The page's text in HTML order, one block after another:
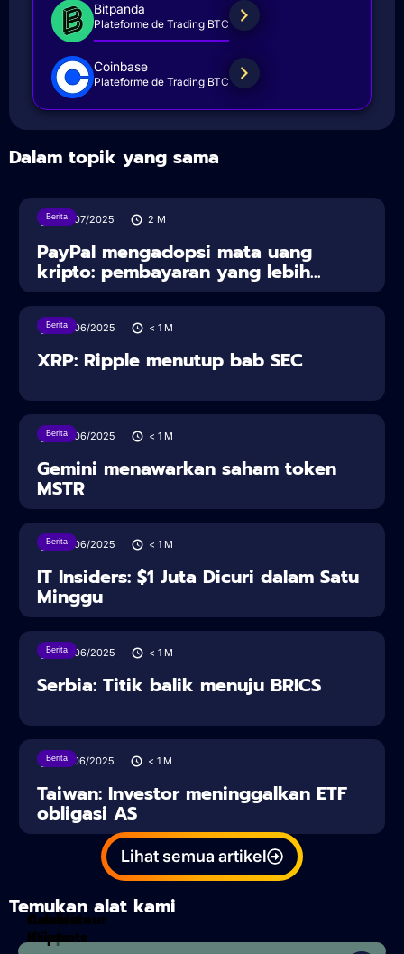
Bitpanda
Plateforme de Trading BTC
Coinbase
Plateforme de Trading BTC
Dalam topik yang sama
Berita
30/07/2025 2 M
PayPal mengadopsi mata uang
kripto: pembayaran yang lebih...
Berita
28/06/2025 < 1 M
XRP: Ripple menutup bab SEC
Berita
28/06/2025 < 1 M
Gemini menawarkan saham token
MSTR
Berita
28/06/2025 < 1 M
IT Insiders: $1 Juta Dicuri dalam Satu
Minggu
Berita
28/06/2025 < 1 M
Serbia: Titik balik menuju BRICS
Berita
27/06/2025 < 1 M
Taiwan: Investor meninggalkan ETF
obligasi AS
Lihat semua artikel
Temukan alat kami
Calculateur
d'impots
Analisis
Kripto